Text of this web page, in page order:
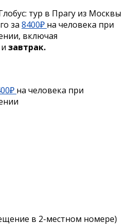
тур в Прагу из Москвы
за 8400₽ на человека при
включая
завтрак.
на человека при
в 2-местном номере)